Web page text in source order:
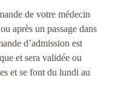
de votre médecin
après un passage dans
d’admission est
et sera validée ou
et se font du lundi au